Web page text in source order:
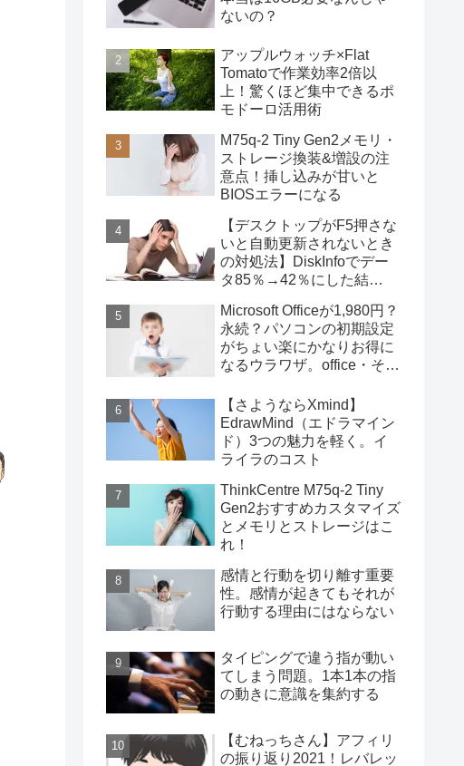
ないの？
アップルウォッチ×Flat
Tomatoで作業効率2倍以
上！驚くほど集中できるポ
モドーロ活用術
M75q-2 Tiny Gen2メモリ・
ストレージ換装&増設の注
意点！挿し込みが甘いと
BIOSエラーになる
【デスクトップがF5押さな
いと自動更新されないとき
の対処法】DiskInfoでデー
タ85％→42％にした結
Microsoft Officeが1,980円？
永続？パソコンの初期設定
がちょい楽にかなりお得に
なるウラワザ。office・その
【さようならXmind】
EdrawMind（エドラマイン
ド）3つの魅力を軽く。イ
ライラのコスト
ThinkCentre M75q-2 Tiny
Gen2おすすめカスタマイズ
とメモリとストレージはこ
れ！
感情と行動を切り離す重要
性。感情が起きてもそれが
行動する理由にはならない
タイピングで違う指が動い
てしまう問題。1本1本の指
の動きに意識を集約する
【むねっちさん】アフィリ
の振り返り2021！レバレッ